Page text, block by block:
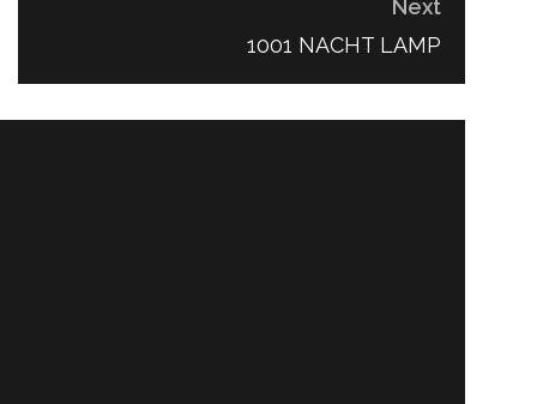
Next
NEXT
1001 NACHT LAMP